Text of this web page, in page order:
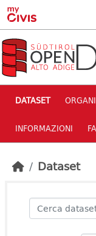
Skip to main content
DATASET
INFORMAZIONI
Dataset